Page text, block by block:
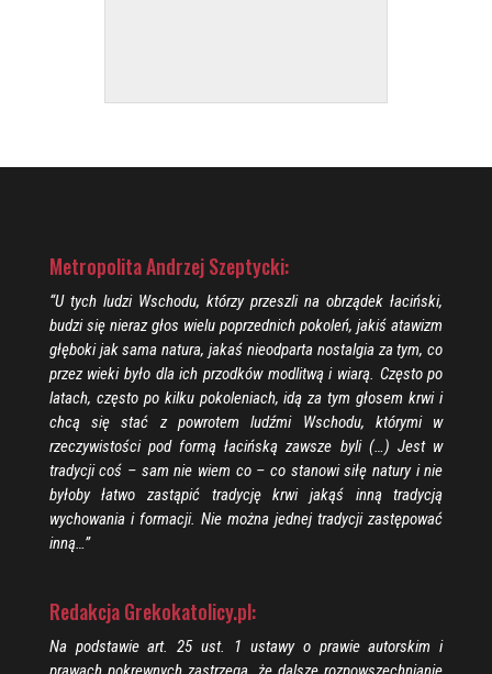
Metropolita Andrzej Szeptycki:
“U tych ludzi Wschodu, którzy przeszli na obrządek łaciński,
budzi się nieraz głos wielu poprzednich pokoleń, jakiś atawizm
głęboki jak sama natura, jakaś nieodparta nostalgia za tym, co
przez wieki było dla ich przodków modlitwą i wiarą. Często po
latach, często po kilku pokoleniach, idą za tym głosem krwi i
chcą się stać z powrotem ludźmi Wschodu, którymi w
rzeczywistości pod formą łacińską zawsze byli (…) Jest w
tradycji coś – sam nie wiem co – co stanowi siłę natury i nie
byłoby łatwo zastąpić tradycję krwi jakąś inną tradycją
wychowania i formacji. Nie można jednej tradycji zastępować
inną…”
Redakcja Grekokatolicy.pl:
Na podstawie art. 25 ust. 1 ustawy o prawie autorskim i